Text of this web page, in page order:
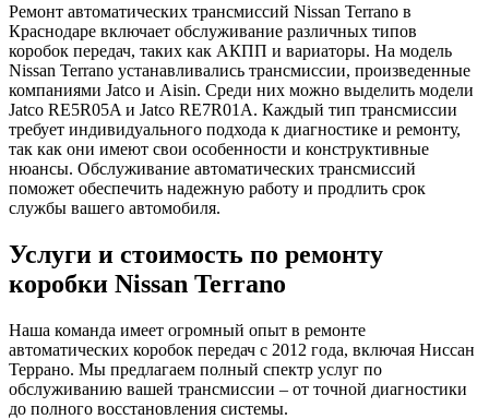
Ремонт автоматических трансмиссий Nissan Terrano в
Краснодаре включает обслуживание различных типов
коробок передач, таких как АКПП и вариаторы. На модель
Nissan Terrano устанавливались трансмиссии, произведенные
компаниями Jatco и Aisin. Среди них можно выделить модели
Jatco RE5R05A и Jatco RE7R01A. Каждый тип трансмиссии
требует индивидуального подхода к диагностике и ремонту,
так как они имеют свои особенности и конструктивные
нюансы. Обслуживание автоматических трансмиссий
поможет обеспечить надежную работу и продлить срок
службы вашего автомобиля.
Услуги и стоимость по ремонту
коробки Nissan Terrano
Наша команда имеет огромный опыт в ремонте
автоматических коробок передач с 2012 года, включая Ниссан
Террано. Мы предлагаем полный спектр услуг по
обслуживанию вашей трансмиссии – от точной диагностики
до полного восстановления системы.